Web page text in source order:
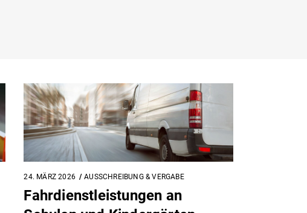
24. MÄRZ 2026 AUSSCHREIBUNG & VERGABE
Fahrdienstleistungen an